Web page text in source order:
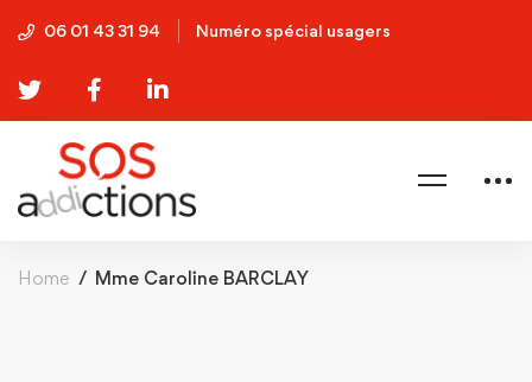
06 01 43 31 94 Numéro spécial usagers
Home Mme Caroline BARCLAY